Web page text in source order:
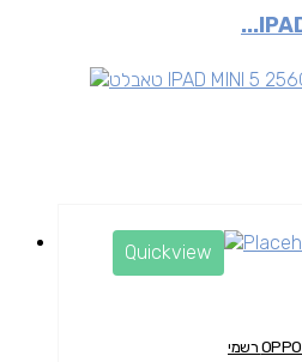
Quickview